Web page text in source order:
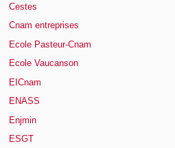
Cestes
Cnam entreprises
Ecole Pasteur-Cnam
Ecole Vaucanson
EICnam
ENASS
Enjmin
ESGT